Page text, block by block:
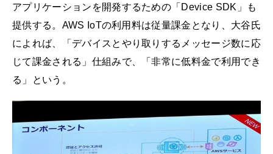
アプリケーションを開発するための「Device SDK」も
提供する。AWS IoTの利用料は従量課金となり、大谷氏
によれば、「デバイスとやり取りするメッセージ数に応
じて課金される」仕組みで、「非常に低料金で利用でき
る」という。